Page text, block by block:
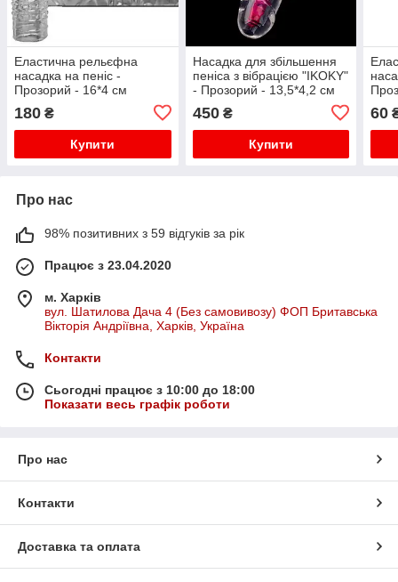
Еластична рельєфна
насадка на пеніс -
Прозорий - 16*4 см
180 ₴
Купити
Насадка для збільшення
пеніса з вібрацією "IKOKY"
- Прозорий - 13,5*4,2 см
450₴
Купити
60
Про нас
98% позитивних з 59 відгуків за рік
Працює з 23.04.2020
м. Харків
вул. Шатилова Дача 4 (Без самовивозу) ФОП Бритавська
Вікторія Андріївна, Харків, Україна
Контакти
Сьогодні працює з 10:00 до 18:00
Показати весь графік роботи
Про нас
Контакти
Доставка та оплата